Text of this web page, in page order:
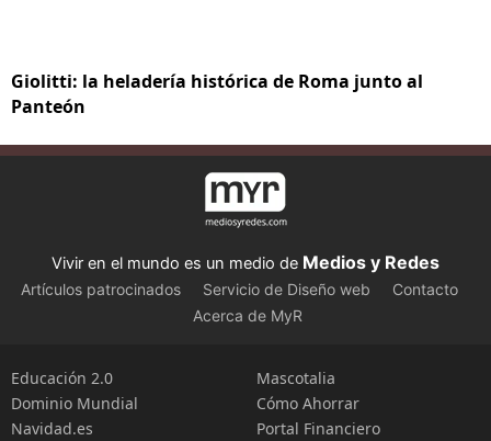
Giolitti: la heladería histórica de Roma junto al
Panteón
Vivir en el mundo es un medio de Medios y Redes
Artículos patrocinados Servicio de Diseño web
Contacto
Acerca de MyR
Educación 2.0
Dominio Mundial
Navidad.es
Mascotalia
Cómo Ahorrar
Portal Financiero